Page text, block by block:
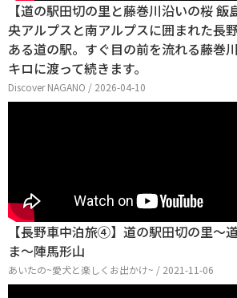
【道の駅田切の里と藤巻川沿いの桜
央アルプスと南アルプスに囲まれた長
ある道の駅。すぐ目の前を流れる藤巻
キロに渡って続きます。
Discover NAGANO / 2026-04-10
【長野車中泊旅④】道の駅田切の里～
ま～陣馬形山
あいたの~愛犬と楽しくお出かけ~ / 2021-11-06